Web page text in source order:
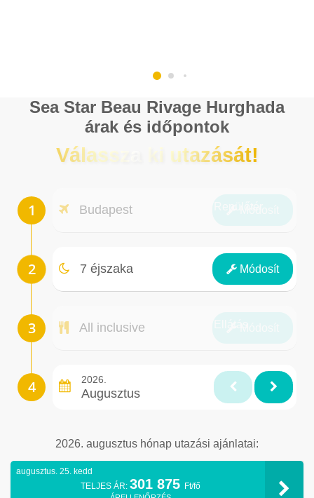
Sea Star Beau Rivage Hurghada
árak és időpontok
Válassza ki utazását!
Budapest
7 éjszaka Módosít
Éjszakák
All inclusive
2026.
Augusztus
2026. augusztus hónap utazási ajánlatai:
augusztus. 25. kedd
TELJES ÁR: 301 875 Ft/fő